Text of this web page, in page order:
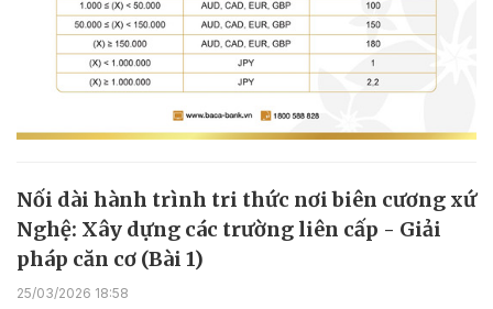
Nối dài hành trình tri thức nơi biên cương xứ
Nghệ: Xây dựng các trường liên cấp - Giải
pháp căn cơ (Bài 1)
25/03/2026 18:58